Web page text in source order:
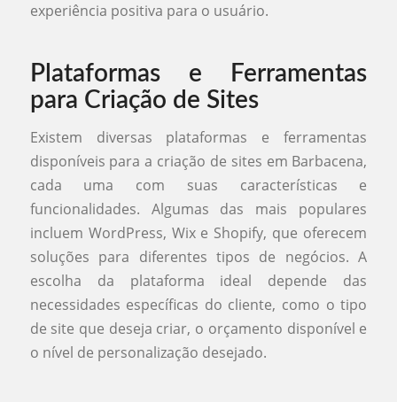
experiência positiva para o usuário.
Plataformas e Ferramentas
para Criação de Sites
Existem diversas plataformas e ferramentas
disponíveis para a criação de sites em Barbacena,
cada uma com suas características e
funcionalidades. Algumas das mais populares
incluem WordPress, Wix e Shopify, que oferecem
soluções para diferentes tipos de negócios. A
escolha da plataforma ideal depende das
necessidades específicas do cliente, como o tipo
de site que deseja criar, o orçamento disponível e
o nível de personalização desejado.